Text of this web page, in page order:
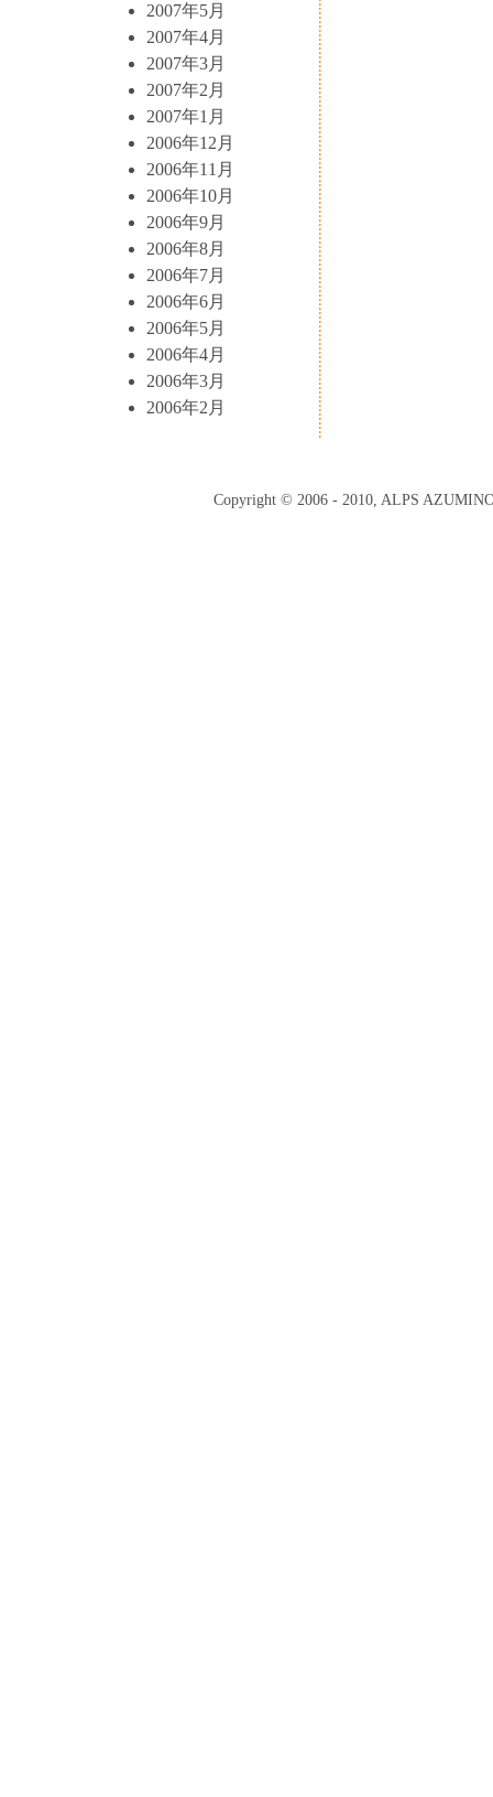
2007年5月
2007年4月
2007年3月
2007年2月
2007年1月
2006年12月
2006年11月
2006年10月
2006年9月
2006年8月
2006年7月
2006年6月
2006年5月
2006年4月
2006年3月
2006年2月
Copyright © 2006 - 2010, ALPS